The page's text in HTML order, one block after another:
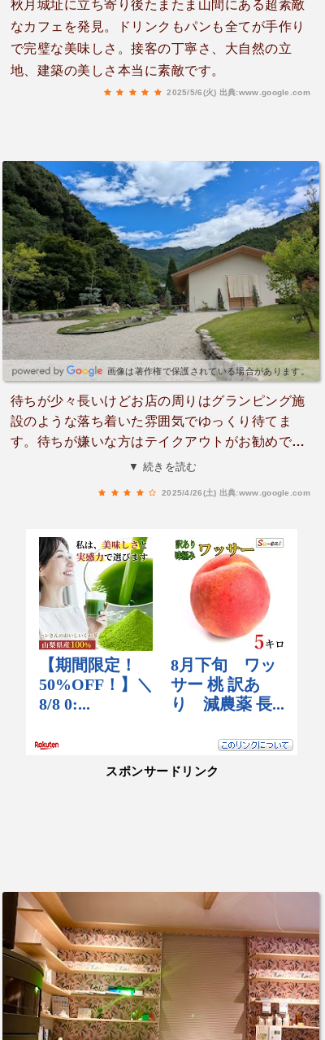
秋月城址に立ち寄り後たまたま山間にある超素敵
なカフェを発見。ドリンクもパンも全てが手作り
で完璧な美味しさ。接客の丁寧さ、大自然の立
地、建築の美しさ本当に素敵です。
2025/5/6(火) 出典:www.google.com
画像は著作権で保護されている場合があります。
待ちが少々長いけどお店の周りはグランピング施
設のような落ち着いた雰囲気でゆっくり待てま
す。待ちが嫌いな方はテイクアウトがお勧めで
す。料理の味は全部抜群ですが、カウンターが広
食べるのもいいかもですね。
▼ 続きを読む
2025/4/26(土) 出典:www.google.com
スポンサードリンク